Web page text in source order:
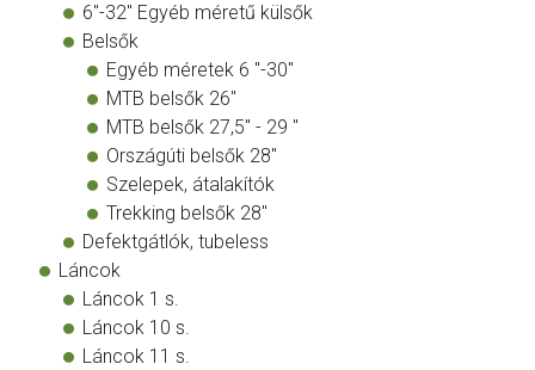
6"-32" Egyéb méretű külsők
Belsők
Egyéb méretek 6 "-30"
MTB belsők 26"
MTB belsők 27,5" - 29 "
Országúti belsők 28"
Szelepek, átalakítók
Trekking belsők 28"
Defektgátlók, tubeless
Láncok
Láncok 1 s.
Láncok 10 s.
Láncok 11 s.